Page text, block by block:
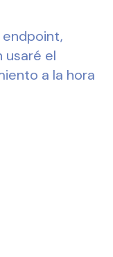
usaré el
a la hora